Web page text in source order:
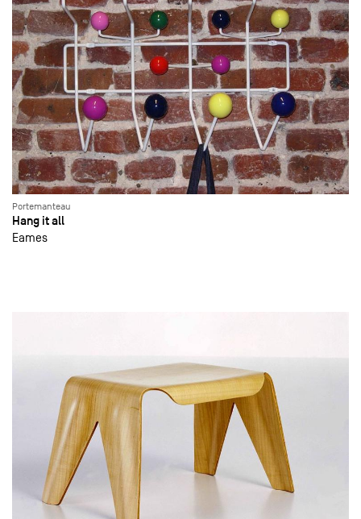
Portemanteau
Hang it all
Eames